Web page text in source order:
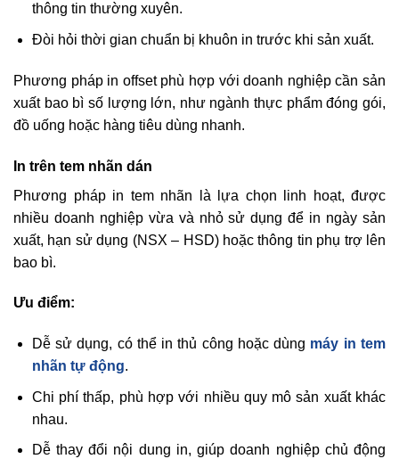
thông tin thường xuyên.
Đòi hỏi thời gian chuẩn bị khuôn in trước khi sản xuất.
Phương pháp in offset phù hợp với doanh nghiệp cần sản
xuất bao bì số lượng lớn, như ngành thực phẩm đóng gói,
đồ uống hoặc hàng tiêu dùng nhanh.
In trên tem nhãn dán
Phương pháp in tem nhãn là lựa chọn linh hoạt, được
nhiều doanh nghiệp vừa và nhỏ sử dụng để in ngày sản
xuất, hạn sử dụng (NSX – HSD) hoặc thông tin phụ trợ lên
bao bì.
Ưu điểm:
Dễ sử dụng, có thể in thủ công hoặc dùng máy in tem
nhãn tự động.
Chi phí thấp, phù hợp với nhiều quy mô sản xuất khác
nhau.
Dễ thay đổi nội dung in, giúp doanh nghiệp chủ động